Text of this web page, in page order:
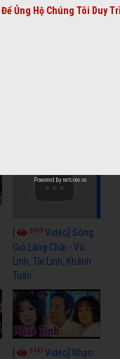
3659Video] Sóng
Gió Làng Chài - Vũ
Linh, Tài Linh, Khánh
Tuấn
3441Video] Nhạc
Ủng Hộ Chúng Tôi Duy
Powered by netcore.vn